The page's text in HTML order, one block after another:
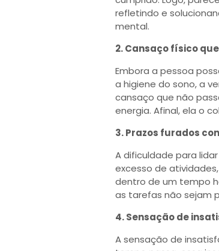
refletindo e
mental.
2. Cansaço físico
Embora a pessoa
a higiene do sono, a
cansaço que não
energia. Afinal, ela o
3. Prazos furados
A dificuldade para
excesso de
dentro de um tempo
as tarefas não sejam
4. Sensação de
A sensação de